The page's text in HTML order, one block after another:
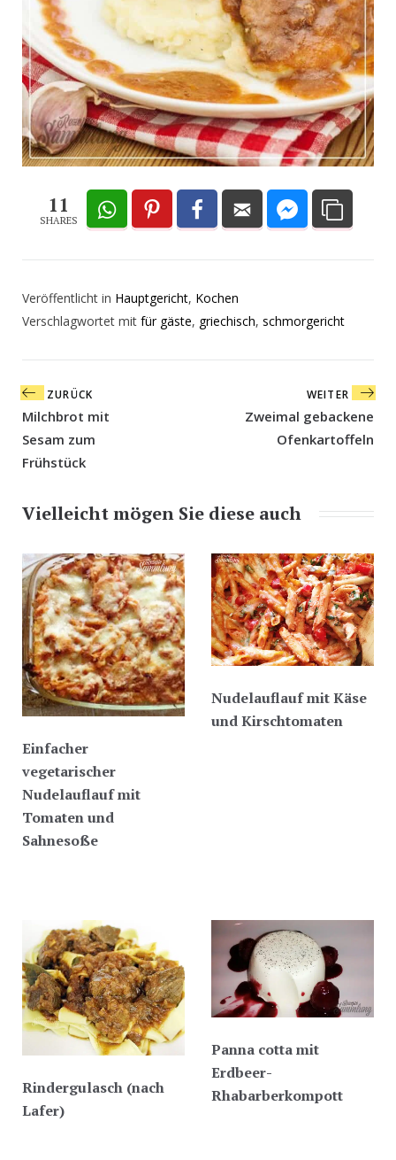
11
SHARES
Veröffentlicht in Hauptgericht, Kochen
Verschlagwortet mit für gäste, griechisch, schmorgericht
Beitragsnavigation
ZURÜCK
Milchbrot mit
Sesam zum
Frühstück
WEITER
Zweimal gebackene
Ofenkartoffeln
Vielleicht mögen Sie diese auch
Einfacher
vegetarischer
Nudelauflauf mit
Tomaten und
Sahnesoße
Nudelauflauf mit Käse
und Kirschtomaten
Rindergulasch (nach
Lafer)
Panna cotta mit
Erdbeer-
Rhabarberkompott